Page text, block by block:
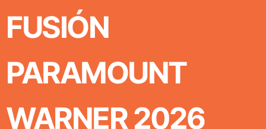
FUSIÓN
PARAMOUNT
WARNER 2026